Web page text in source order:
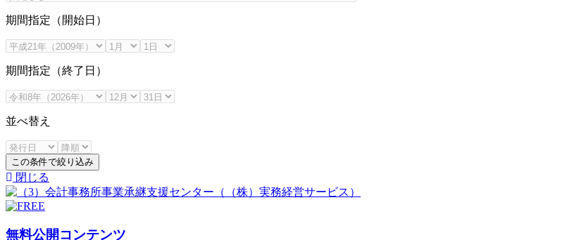
期間指定（開始日）
期間指定（終了日）
並べ替え
この条件で絞り込み
閉じる
無料公開コンテンツ